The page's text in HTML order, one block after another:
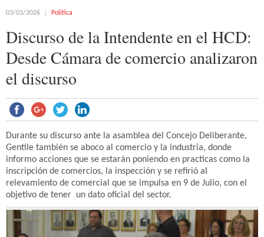
03/03/2026 Política
Discurso de la Intendente en el HCD:
Desde Cámara de comercio analizaron
el discurso
Durante su discurso ante la asamblea del Concejo Deliberante,
Gentile también se aboco al comercio y la industria, donde
informo acciones que se estarán poniendo en practicas como la
inscripción de comercios, la inspección y se refirió al
relevamiento de comercial que se impulsa en 9 de Julio, con el
objetivo de tener un dato oficial del sector.